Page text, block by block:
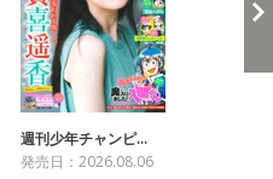
週刊少年チャンピ…
発売日：2026.08.06